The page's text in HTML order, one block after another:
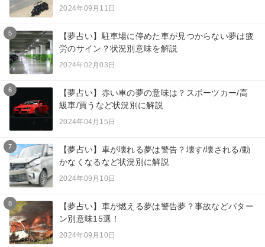
2024年09月11日
5
【夢占い】駐車場に停めた車が見つからない夢は疲
労のサイン？状況別意味を解説
2024年02月03日
6
【夢占い】赤い車の夢の意味は？スポーツカー/高
級車/買うなど状況別に解説
2024年04月15日
7
【夢占い】車が壊れる夢は警告？壊す/壊される/動
かなくなるなど状況別に解説
2024年09月10日
8
【夢占い】車が燃える夢は警告夢？事故などパター
ン別意味15選！
2024年09月10日